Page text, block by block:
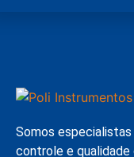
Somos
controle e qualidade